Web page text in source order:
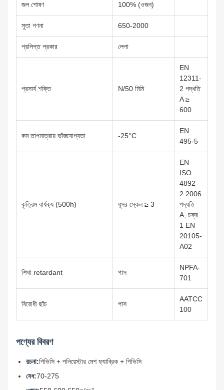
জল শোষণ 100% (ওজন)
সুতা গণনা 650-2000
প্রলিপ্ত প্রকার লেপা
প্রসার্য শক্তি N/50 মিমি
EN
12311-
2 পদ্ধতি
A ≥
600
কম তাপমাত্রায় ভাঁজযোগ্যতা -25°C
EN
495-5
কৃত্রিম বার্ধক্য (500h) ধূসর স্কেল ≥ 3
EN
ISO
4892-
2:2006
পদ্ধতি
A, চক্র
1 EN
20105-
A02
শিখা retardant পাস
NPFA-
701
বিরোধী ছাঁচ পাস
AATCC
100
পণ্যের বিবরণ
রচনা:পিভিসি + পলিয়েস্টার মেশ ফ্যাব্রিক + পিভিসি
বেধ:70-275